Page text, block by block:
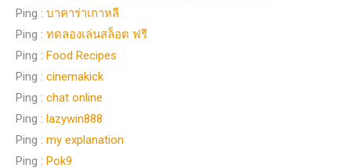
Ping : บาคาร่าเกาหลี
Ping : ทดลองเล่นสล็อต ฟรี
Ping : Food Recipes
Ping : cinemakick
Ping : chat online
Ping : lazywin888
Ping : my explanation
Ping : Pok9